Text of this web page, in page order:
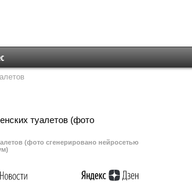
(фото сгенерировано нейросетью